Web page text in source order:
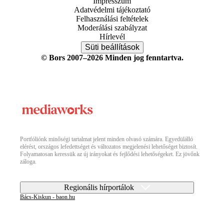
Adatvédelmi tájékoztató
Felhasználási feltételek
Moderálási szabályzat
Hírlevél
Süti beállítások
© Bors 2007–2026 Minden jog fenntartva.
Portfóliónk minőségi tartalmat jelent minden olvasó számára. Egyedülálló
elérést, országos lefedettséget és változatos megjelenési lehetőséget biztosít.
Folyamatosan keressük az új irányokat és fejlődési lehetőségeket. Ez jövőnk
záloga.
Regionális hírportálok
Bács-Kiskun - baon.hu